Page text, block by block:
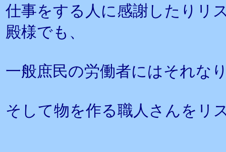
仕事をする人に感謝したりリ
殿様でも、
一般庶民の労働者にはそれな
そして物を作る職人さんをリ